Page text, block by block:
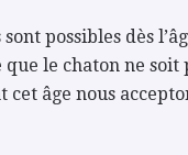
possibles dès
le chaton ne soit
cet âge nous